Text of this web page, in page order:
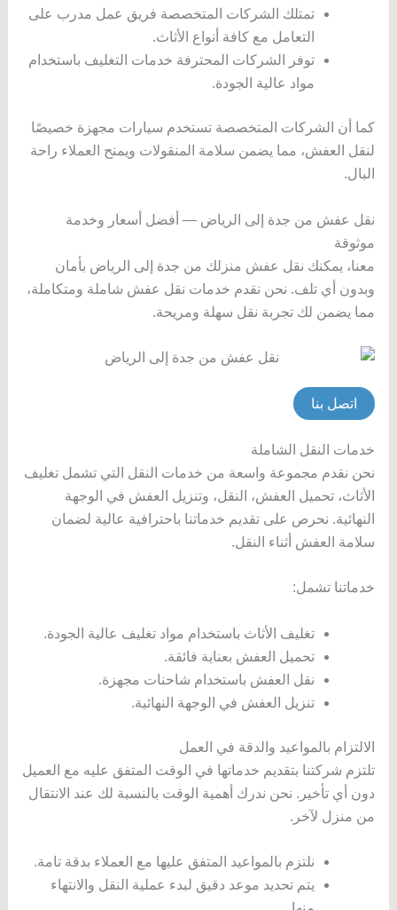
تمتلك الشركات المتخصصة فريق عمل مدرب على
التعامل مع كافة أنواع الأثاث.
توفر الشركات المحترفة خدمات التغليف باستخدام
مواد عالية الجودة.
كما أن الشركات المتخصصة تستخدم سيارات مجهزة خصيصًا
لنقل العفش، مما يضمن سلامة المنقولات ويمنح العملاء راحة
البال.
نقل عفش من جدة إلى الرياض — أفضل أسعار وخدمة
موثوقة
معنا، يمكنك نقل عفش منزلك من جدة إلى الرياض بأمان
وبدون أي تلف. نحن نقدم خدمات نقل عفش شاملة ومتكاملة،
مما يضمن لك تجربة نقل سهلة ومريحة.
اتصل بنا
خدمات النقل الشاملة
نحن نقدم مجموعة واسعة من خدمات النقل التي تشمل تغليف
الأثاث، تحميل العفش، النقل، وتنزيل العفش في الوجهة
النهائية. نحرص على تقديم خدماتنا باحترافية عالية لضمان
سلامة العفش أثناء النقل.
خدماتنا تشمل:
تغليف الأثاث باستخدام مواد تغليف عالية الجودة.
تحميل العفش بعناية فائقة.
نقل العفش باستخدام شاحنات مجهزة.
تنزيل العفش في الوجهة النهائية.
الالتزام بالمواعيد والدقة في العمل
تلتزم شركتنا بتقديم خدماتها في الوقت المتفق عليه مع العميل
دون أي تأخير. نحن ندرك أهمية الوقت بالنسبة لك عند الانتقال
من منزل لآخر.
نلتزم بالمواعيد المتفق عليها مع العملاء بدقة تامة.
يتم تحديد موعد دقيق لبدء عملية النقل والانتهاء